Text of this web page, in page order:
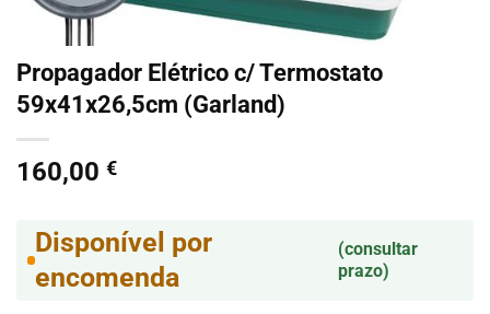
Propagador Elétrico c/ Termostato
59x41x26,5cm (Garland)
160,00 €
Disponível por
encomenda
(consultar
prazo)